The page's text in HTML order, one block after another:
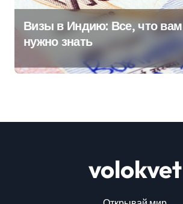
Визы в Индию: Все, что вам
нужно знать
volokvet